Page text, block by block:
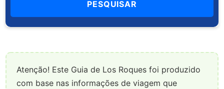
Atenção! Este Guia de Los Roques foi produzido
com base nas informações de viagem que